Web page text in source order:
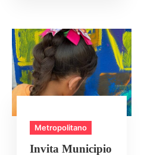
Metropolitano
Invita Municipio